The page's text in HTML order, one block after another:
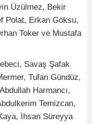
Üzülmez, Bekir
Polat, Erkan Göksu,
Toker ve Mustafa
Savaş Şafak
Tufan Gündüz,
Harmancı,
Temizcan,
İhsan Süreyya